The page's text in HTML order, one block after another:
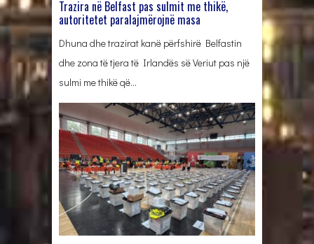
Trazira në Belfast pas sulmit me thikë,
autoritetet paralajmërojnë masa
Dhuna dhe trazirat kanë përfshirë Belfastin
dhe zona të tjera të Irlandës së Veriut pas një
sulmi me thikë që…